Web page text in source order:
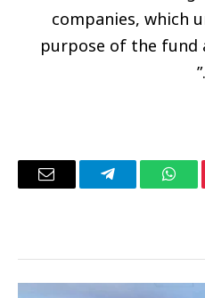
companies, which
purpose of the fund
واتساب تيلقرام
البريد